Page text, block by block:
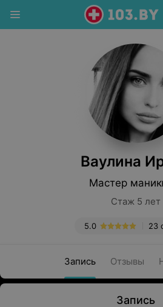
Ваулина
Мастер
Стаж 5 лет
23
5.0
Запись Отзывы
Запись